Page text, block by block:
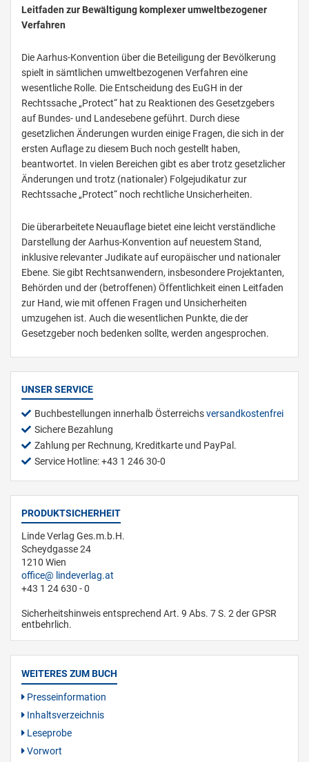
Leitfaden zur Bewältigung komplexer umweltbezogener
Verfahren
Die Aarhus-Konvention über die Beteiligung der Bevölkerung
spielt in sämtlichen umweltbezogenen Verfahren eine
wesentliche Rolle. Die Entscheidung des EuGH in der
Rechtssache „Protect“ hat zu Reaktionen des Gesetzgebers
auf Bundes- und Landesebene geführt. Durch diese
gesetzlichen Änderungen wurden einige Fragen, die sich in der
ersten Auflage zu diesem Buch noch gestellt haben,
beantwortet. In vielen Bereichen gibt es aber trotz gesetzlicher
Änderungen und trotz (nationaler) Folgejudikatur zur
Rechtssache „Protect“ noch rechtliche Unsicherheiten.
Die überarbeitete Neuauflage bietet eine leicht verständliche
Darstellung der Aarhus-Konvention auf neuestem Stand,
inklusive relevanter Judikate auf europäischer und nationaler
Ebene. Sie gibt Rechtsanwendern, insbesondere Projektanten,
Behörden und der (betroffenen) Öffentlichkeit einen Leitfaden
zur Hand, wie mit offenen Fragen und Unsicherheiten
umzugehen ist. Auch die wesentlichen Punkte, die der
Gesetzgeber noch bedenken sollte, werden angesprochen.
UNSER SERVICE
Buchbestellungen innerhalb Österreichsversandkostenfrei
Sichere Bezahlung
Zahlung per Rechnung, Kreditkarte und PayPal.
Service Hotline: +43 1 246 30-0
PRODUKTSICHERHEIT
Linde Verlag Ges.m.b.H.
Scheydgasse 24
1210 Wien
office
lindeverlag.at
+43 1 24 630 - 0
Sicherheitshinweis entsprechend Art. 9 Abs. 7 S. 2 der GPSR
entbehrlich.
WEITERES ZUM BUCH
Presseinformation
Inhaltsverzeichnis
Leseprobe
Vorwort